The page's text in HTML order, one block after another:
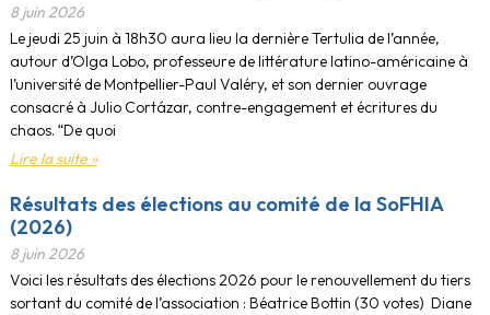
8 juin 2026
Le jeudi 25 juin à 18h30 aura lieu la dernière Tertulia de l’année,
autour d’Olga Lobo, professeure de littérature latino-américaine à
l’université de Montpellier-Paul Valéry, et son dernier ouvrage
consacré à Julio Cortázar, contre-engagement et écritures du
chaos. “De quoi
Lire la suite »
Résultats des élections au comité de la SoFHIA
(2026)
8 juin 2026
Voici les résultats des élections 2026 pour le renouvellement du tiers
sortant du comité de l’association : Béatrice Bottin (30 votes) Diane